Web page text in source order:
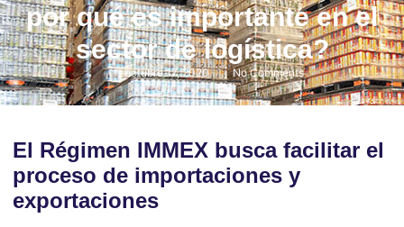
por qué es importante en el
sector de logística?
octubre 17, 2020 No Comments
El Régimen IMMEX busca facilitar el
proceso de importaciones y
exportaciones